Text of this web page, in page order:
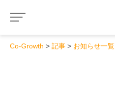
Co-Growth 記事 お知らせ一覧